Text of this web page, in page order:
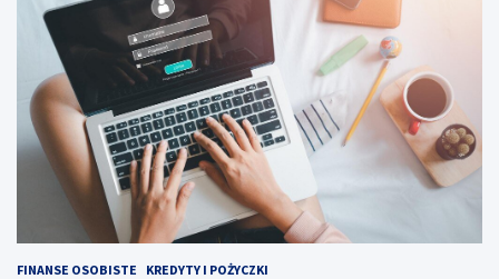
FINANSE OSOBISTE KREDYTY I POŻYCZKI